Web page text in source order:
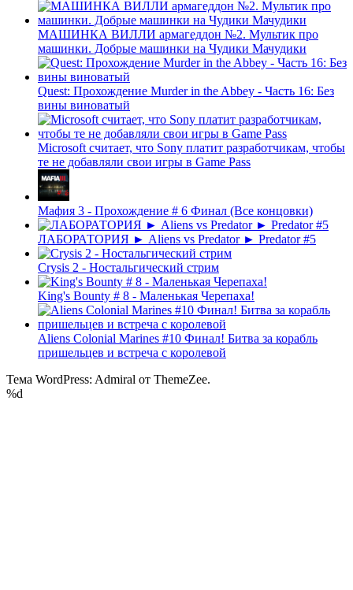
МАШИНКА ВИЛЛИ армагеддон №2. Мультик про
машинки. Добрые машинки на Чудики Мачудики
Quest: Прохождение Murder in the Abbey - Часть 16: Без
вины виноватый
Microsoft считает, что Sony платит разработчикам, чтобы
те не добавляли свои игры в Game Pass
Мафия 3 - Прохождение # 6 Финал (Все концовки)
ЛАБОРАТОРИЯ ► Aliens vs Predator ► Predator #5
Crysis 2 - Ностальгический стрим
King's Bounty # 8 - Маленькая Черепаха!
Aliens Colonial Marines #10 Финал! Битва за корабль
пришельцев и встреча с королевой
Тема WordPress: Admiral от ThemeZee.
%d